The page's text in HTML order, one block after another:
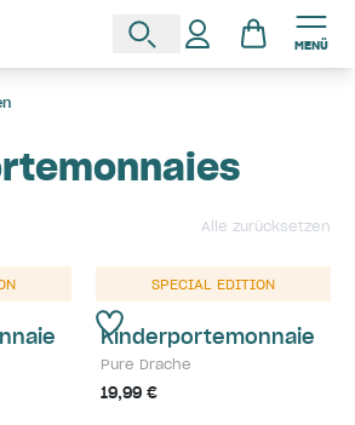
MENÜ
Alle zurücksetzen
SPECIAL EDITION
Kinderportemonnaie
Pure Drache
19,99 €